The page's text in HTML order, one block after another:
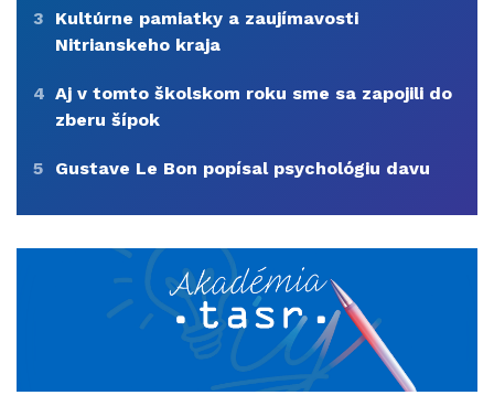
3
Kultúrne pamiatky a zaujímavosti
Nitrianskeho kraja
4 Aj v tomto školskom roku sme sa zapojili do
zberu šípok
5 Gustave Le Bon popísal psychológiu davu